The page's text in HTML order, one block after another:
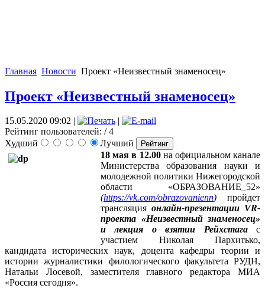
Главная Новости Проект «Неизвестный знаменосец»
Проект «Неизвестный знаменосец»
15.05.2020 09:02
Рейтинг пользователей: / 4
Худший
Лучший
18 мая в 12.00на официальном канале
Министерства образования науки и
молодежной политики Нижегородской
области «ОБРАЗОВАНИЕ_52»
(https://vk.com/obrazovanienn) пройдет
трансляция онлайн-презентации VR-
проекта «Неизвестный знаменосец»
и лекция о взятии Рейхстагас
участием Николая Пархитько,
кандидата исторических наук, доцента кафедры теории и
истории журналистики филологического факультета РУДН,
Натальи Лосевой, заместителя главного редактора МИА
«Россия сегодня».